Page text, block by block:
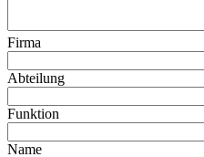
Firma
Abteilung
Funktion
Name